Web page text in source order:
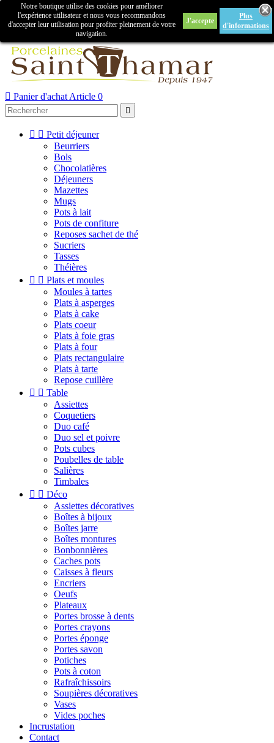
Créer un compteConnexion
 Panier d'achat Article 0

Notre boutique utilise des cookies pour améliorer
l'expérience utilisateur et nous vous recommandons
d'accepter leur utilisation pour profiter pleinement de votre
navigation.
J'accepte
Plus
d'informations
  Petit déjeuner
Beurriers
Bols
Chocolatières
Déjeuners
Mazettes
Mugs
Pots à lait
Pots de confiture
Reposes sachet de thé
Sucriers
Tasses
Théières
  Plats et moules
Moules à tartes
Plats à asperges
Plats à cake
Plats coeur
Plats à foie gras
Plats à four
Plats rectangulaire
Plats à tarte
Repose cuillère
  Table
Assiettes
Coquetiers
Duo café
Duo sel et poivre
Pots cubes
Poubelles de table
Salières
Timbales
  Déco
Assiettes décoratives
Boîtes à bijoux
Boîtes jarre
Boîtes montures
Bonbonnières
Caches pots
Caisses à fleurs
Encriers
Oeufs
Plateaux
Portes brosse à dents
Portes crayons
Portes éponge
Portes savon
Potiches
Pots à coton
Rafraîchissoirs
Soupières décoratives
Vases
Vides poches
Incrustation
Contact